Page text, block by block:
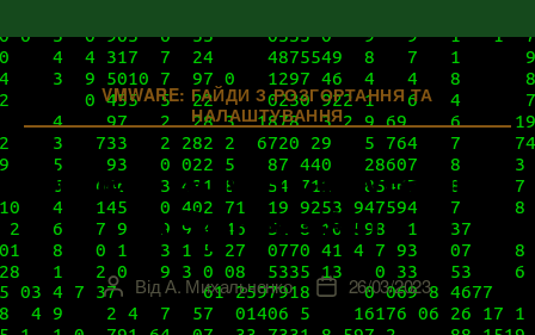
Категорії
VMWARE: ГАЙДИ З РОЗГОРТАННЯ ТА
НАЛАШТУВАННЯ
Задачі адміністрування
vSphere 8.0
Автор
запису
ВідА. Михальченко
Дата
запису
26/03/2023